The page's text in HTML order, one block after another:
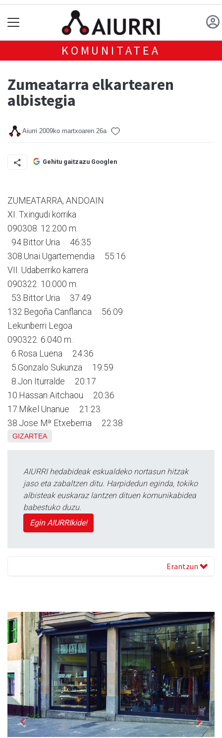
KOMUNITATEA
Zumeatarra elkartearen
albistegia
Aiurri 2009ko martxoaren 26a
Gehitu gaitzazu Googlen
ZUMEATARRA, ANDOAIN
XI. Txingudi korrika
090308. 12.200 m.
94.Bittor Uria 46:35
308.Unai Ugartemendia 55:16
VII. Udaberriko karrera
090322. 10.000 m.
53.Bittor Uria 37:49
132.Begoña Canflanca 56:09
Lekunberri Legoa
090322. 6.040 m.
6.Rosa Luena 24:36
5.Gonzalo Sukunza 19:59
8.Jon Iturralde 20:17
10.Hassan Aitchaou 20:36
17.Mikel Unanue 21:23
38.Jose Mª Etxeberria 22:38
GIZARTEA
AIURRI hedabideak eskualdeko nortasun hitzak
jaso eta zabaltzen ditu. Harpidedun eginda, tokiko
albisteak euskaraz lantzen dituen komunikabidea
babestuko duzu.
Egin AIURRIkide!
Erantzun
Previous Next